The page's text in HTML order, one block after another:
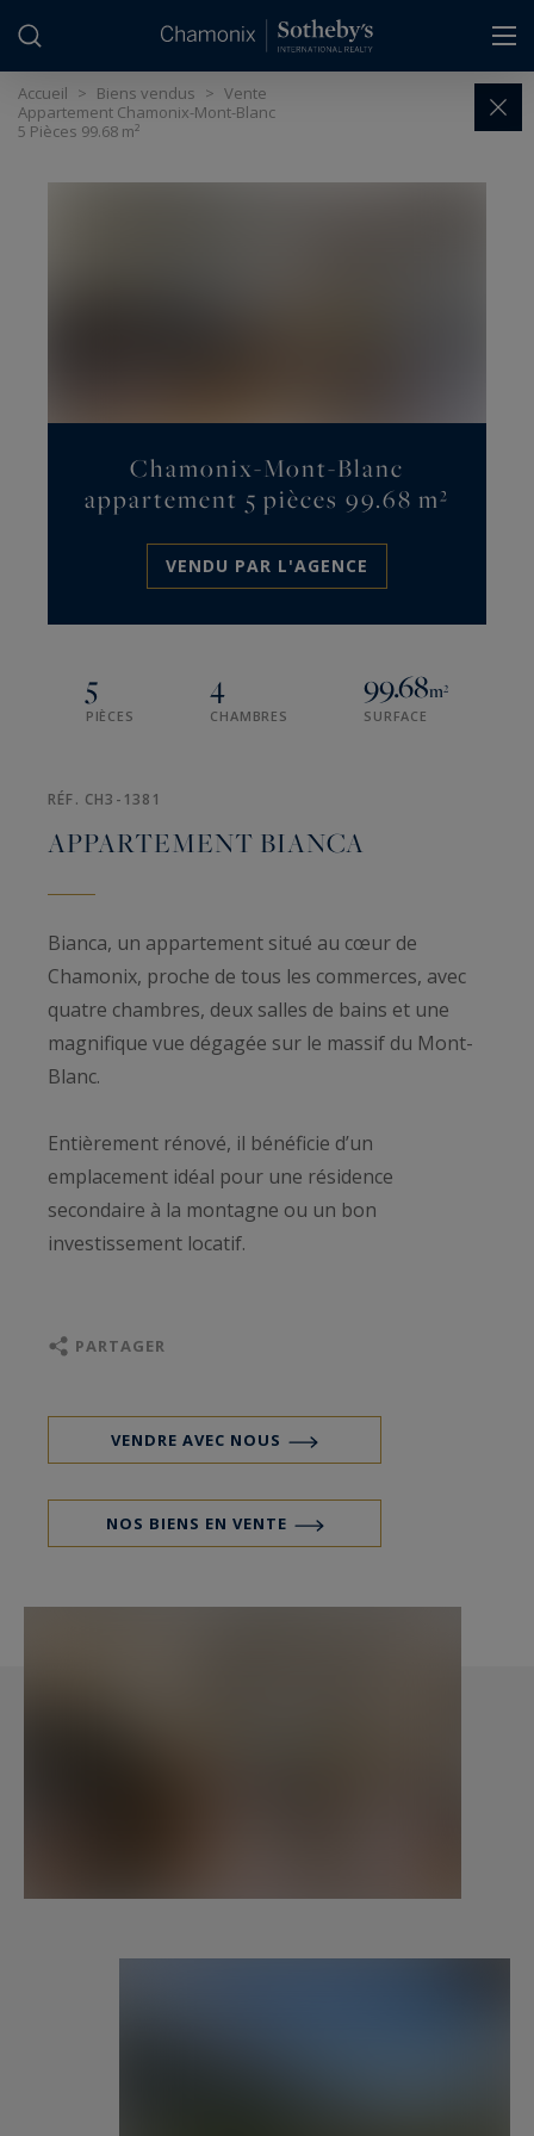
Accueil > Biens vendus > Vente
Appartement Chamonix-Mont-Blanc
5 Pièces 99.68 m²
Chamonix-Mont-Blanc
appartement 5 pièces 99.68 m²
VENDU PAR L'AGENCE
5
PIÈCES
4
CHAMBRES
99.68m²
SURFACE
RÉF. CH3-1381
APPARTEMENT BIANCA
Bianca, un appartement situé au cœur de
Chamonix, proche de tous les commerces, avec
quatre chambres, deux salles de bains et une
magnifique vue dégagée sur le massif du Mont-
Blanc.
Entièrement rénové, il bénéficie d’un
emplacement idéal pour une résidence
secondaire à la montagne ou un bon
investissement locatif.
PARTAGER
VENDRE AVEC NOUS
NOS BIENS EN VENTE